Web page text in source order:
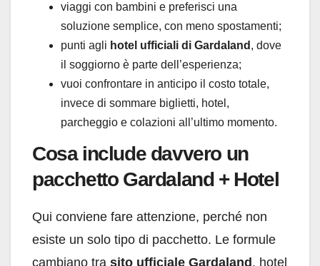
viaggi con bambini e preferisci una
soluzione semplice, con meno spostamenti;
punti agli hotel ufficiali di Gardaland , dove
il soggiorno è parte dell’esperienza;
vuoi confrontare in anticipo il costo totale,
invece di sommare biglietti, hotel,
parcheggio e colazioni all’ultimo momento.
Cosa include davvero un
pacchetto Gardaland + Hotel
Qui conviene fare attenzione, perché non
esiste un solo tipo di pacchetto. Le formule
cambiano tra sito ufficiale Gardaland , hotel